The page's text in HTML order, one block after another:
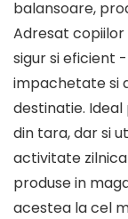
balansoare,
Adresat
sigur si eficient
impachetate si
destinatie.
din tara, dar si
activitate
produse in
acestea la cel